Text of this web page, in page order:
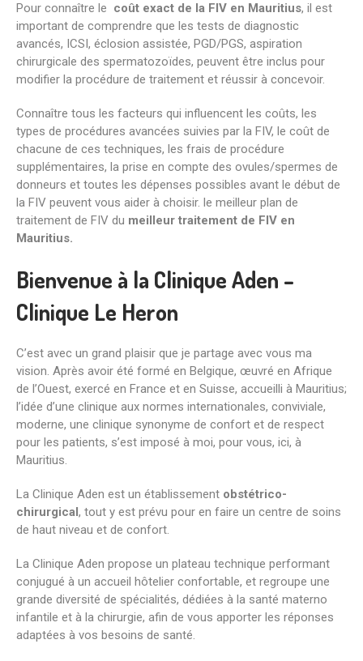
Pour connaître le coût exact de la FIV en Mauritius, il est
important de comprendre que les tests de diagnostic
avancés, ICSI, éclosion assistée, PGD/PGS, aspiration
chirurgicale des spermatozoïdes, peuvent être inclus pour
modifier la procédure de traitement et réussir à concevoir.
Connaître tous les facteurs qui influencent les coûts, les
types de procédures avancées suivies par la FIV, le coût de
chacune de ces techniques, les frais de procédure
supplémentaires, la prise en compte des ovules/spermes de
donneurs et toutes les dépenses possibles avant le début de
la FIV peuvent vous aider à choisir. le meilleur plan de
traitement de FIV du meilleur traitement de FIV en
Mauritius.
Bienvenue à la Clinique Aden –
Clinique Le Heron
C’est avec un grand plaisir que je partage avec vous ma
vision. Après avoir été formé en Belgique, œuvré en Afrique
de l’Ouest, exercé en France et en Suisse, accueilli à Mauritius;
l’idée d’une clinique aux normes internationales, conviviale,
moderne, une clinique synonyme de confort et de respect
pour les patients, s’est imposé à moi, pour vous, ici, à
Mauritius.
La Clinique Aden est un établissement obstétrico-
chirurgical, tout y est prévu pour en faire un centre de soins
de haut niveau et de confort.
La Clinique Aden propose un plateau technique performant
conjugué à un accueil hôtelier confortable, et regroupe une
grande diversité de spécialités, dédiées à la santé materno
infantile et à la chirurgie, afin de vous apporter les réponses
adaptées à vos besoins de santé.